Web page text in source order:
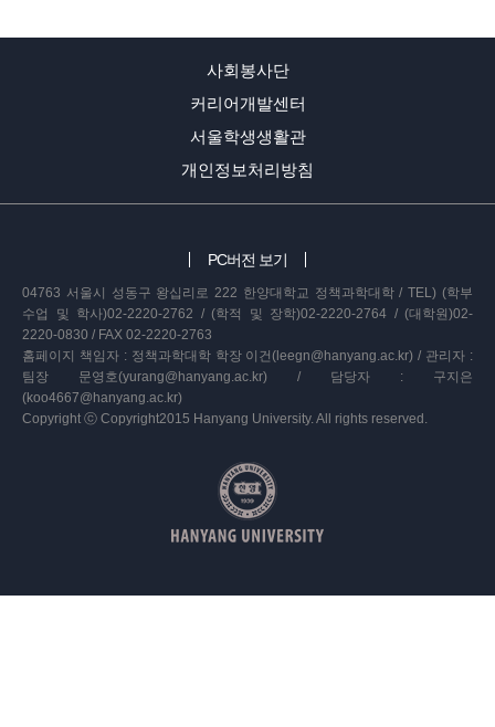
사회봉사단
커리어개발센터
서울학생생활관
개인정보처리방침
PC버전 보기
04763 서울시 성동구 왕십리로 222 한양대학교 정책과학대학 / TEL) (학부
수업 및 학사)02-2220-2762 / (학적 및 장학)02-2220-2764 / (대학원)02-
2220-0830 / FAX 02-2220-2763
홈페이지 책임자 : 정책과학대학 학장 이건(leegn@hanyang.ac.kr) / 관리자 :
팀장 문영호(yurang@hanyang.ac.kr) / 담당자 : 구지은
(koo4667@hanyang.ac.kr)
Copyright ⓒ Copyright2015 Hanyang University. All rights reserved.